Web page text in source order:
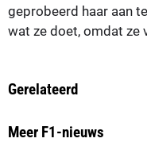
geprobeerd haar aan
wat ze doet, omdat ze
Gerelateerd
Meer F1-nieuws